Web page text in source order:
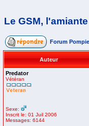
Le GSM,
Forum
Auteur
Predator
Vétéran
Sexe:
Inscrit le: 01 Juil 2006
Messages: 6144